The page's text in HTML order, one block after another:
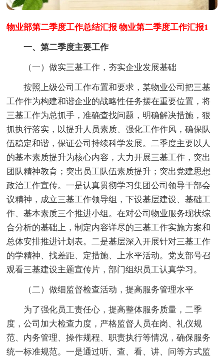
物业部第二季度工作总结汇报 物业第二季度工作汇报1
一、第二季度主要工作
（一）做实三基工作，夯实企业发展基础
按照上级公司工作布置和要求，某物业公司把三基
工作作为构建和谐企业的战略性任务摆在重要位置，将
三基工作为总抓手，准确查找问题，明确解决措施，狠
抓执行落实，以提升人员素质、强化工作作风，确保队
伍稳定和谐，保证公司持续科学发展。二季度主要以人
的基本素质提升为核心内容，大力开展三基工作，突出
团队精神教育；突出员工队伍素质提升；突出党建思想
政治工作宣传。一是认真贯彻学习集团公司领导干部会
议精神，成立三基工作领导组，下设基层建设、基础工
作、基本素质三个推进小组。在对公司物业服务现状综
合分析的基础上，制定内容详尽的三基工作实施方案和
总体安排推进计划表。二是基层深入开展针对三基工作
的学精神、找差距、定措施、上水平活动。党支部号召
观看三基建设主题宣传片，部门组织员工认真学习。
（二）做细监督检查活动，提高服务管理水平
为了强化员工责任心，提高整体服务质量，二季
度，公司加大检查力度，严格监督人员在岗、礼仪规
范、内务管理、操作规程、职责执行等情况，确保服务
统一标准规范。一是通过听、查、看、讲、问等方式监